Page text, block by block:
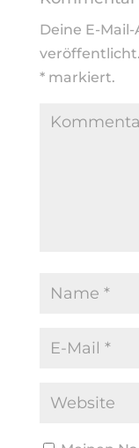
Deine E-
veröffentlicht.
*markiert.